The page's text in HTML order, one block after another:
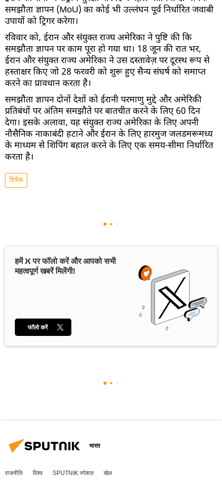
समझौता ज्ञापन (MoU) का कोई भी उल्लंघन पूर्व निर्धारित जवाबी
उपायों को ट्रिगर करेगा।
रविवार को, ईरान और संयुक्त राज्य अमेरिका ने पुष्टि की कि
समझौता ज्ञापन पर काम पूरा हो गया था। 18 जून की रात भर,
ईरान और संयुक्त राज्य अमेरिका ने उस दस्तावेज़ पर दूरस्थ रूप से
हस्ताक्षर किए जो 28 फरवरी को शुरू हुए सैन्य संघर्ष को समाप्त
करने का प्रावधान करता है।
समझौता ज्ञापन दोनों देशों को ईरानी परमाणु मुद्दे और अमेरिकी
प्रतिबंधों पर अंतिम समझौते पर बातचीत करने के लिए 60 दिन
देगा। इसके अलावा, यह संयुक्त राज्य अमेरिका के लिए अपनी
नौसैनिक नाकाबंदी हटाने और ईरान के लिए हारमुज जलडमरूमध्य
के माध्यम से शिपिंग बहाल करने के लिए एक समय-सीमा निर्धारित
करता है।
डिफेंस
हमें X पर फॉलो करें और आपको सभी
महत्वपूर्ण खबरें मिलेंगी!
फॉलो करें
भारत
राजनीति विश्व SPUTNIK स्पेशल खेल